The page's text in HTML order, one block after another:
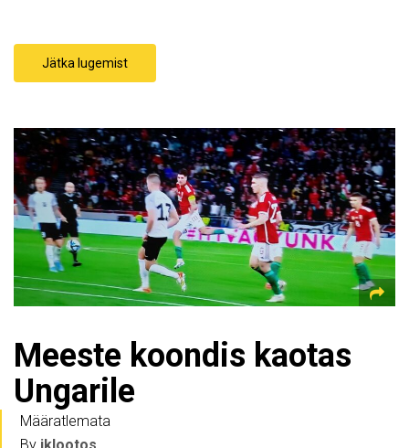
Jätka lugemist
Meeste koondis kaotas
Ungarile
Määratlemata